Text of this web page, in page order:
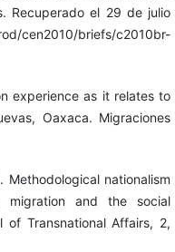
Recuperado el 29 de julio
cen2010/briefs/c2010br-
experience as it relates to
Oaxaca. Migraciones
Methodological nationalism
migration and the social
of Transnational Affairs, 2,